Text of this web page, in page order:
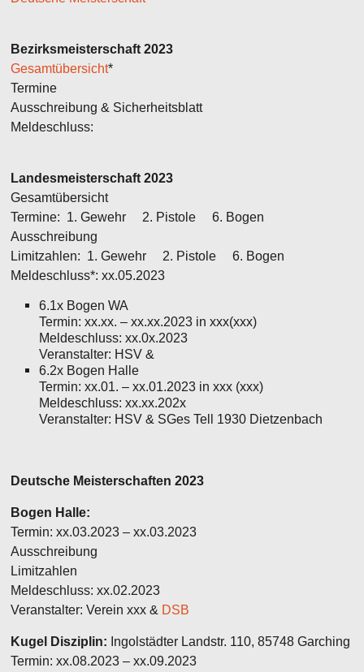
Bezirksmeisterschaft 2023
Gesamtübersicht*
Termine
Ausschreibung & Sicherheitsblatt
Meldeschluss:
Landesmeisterschaft 2023
Gesamtübersicht
Termine: 1. Gewehr 2. Pistole 6. Bogen
Ausschreibung
Limitzahlen: 1. Gewehr 2. Pistole 6. Bogen
Meldeschluss*: xx.05.2023
6.1x Bogen WA
Termin: xx.xx. – xx.xx.2023 in xxx(xxx)
Meldeschluss: xx.0x.2023
Veranstalter: HSV &
6.2x Bogen Halle
Termin: xx.01. – xx.01.2023 in xxx (xxx)
Meldeschluss: xx.xx.202x
Veranstalter: HSV & SGes Tell 1930 Dietzenbach
Deutsche Meisterschaften 2023
Bogen Halle:
Termin: xx.03.2023 – xx.03.2023
Ausschreibung
Limitzahlen
Meldeschluss:xx.02.2023
Veranstalter: Verein xxx & DSB
Kugel Disziplin: Ingolstädter Landstr. 110, 85748 Garching
Termin: xx.08.2023 – xx.09.2023